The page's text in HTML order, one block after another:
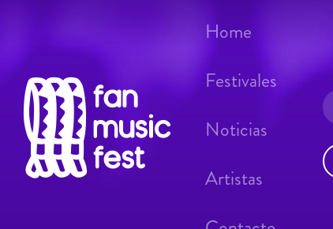
Home
Festivales
Noticias
Artistas